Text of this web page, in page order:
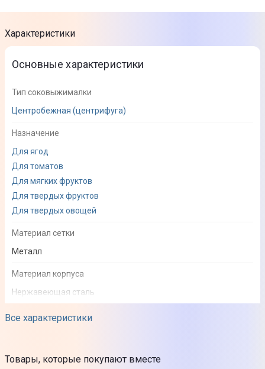
Характеристики
Все характеристики
Основные характеристики
Тип соковыжималки
Центробежная (центрифуга)
Назначение
Для ягод
Для томатов
Для мягких фруктов
Для твердых фруктов
Для твердых овощей
Материал сетки
Металл
Материал корпуса
Нержавеющая сталь
Товары, которые покупают вместе